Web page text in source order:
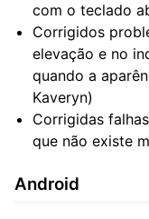
com o teclado
Corrigidos
elevação e no
quando a
Kaveryn)
Corrigidas
que não existe
Android